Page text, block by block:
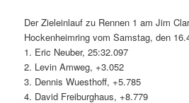
Der Zieleinlauf zu Rennen 1 am Jim
Hockenheimring vom Samstag, den
1. Eric Neuber, 25:32.097
2. Levin Amweg, +3.052
3. Dennis Wuesthoff, +5.785
4. David Freiburghaus, +8.779